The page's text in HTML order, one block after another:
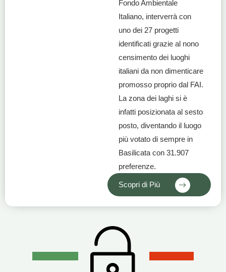
Fondo Ambientale
Italiano, interverrà con
uno dei 27 progetti
identificati grazie al nono
censimento dei luoghi
italiani da non dimenticare
promosso proprio dal FAI.
La zona dei laghi si è
infatti posizionata al sesto
posto, diventando il luogo
più votato di sempre in
Basilicata con 31.907
preferenze.
Scopri di Più